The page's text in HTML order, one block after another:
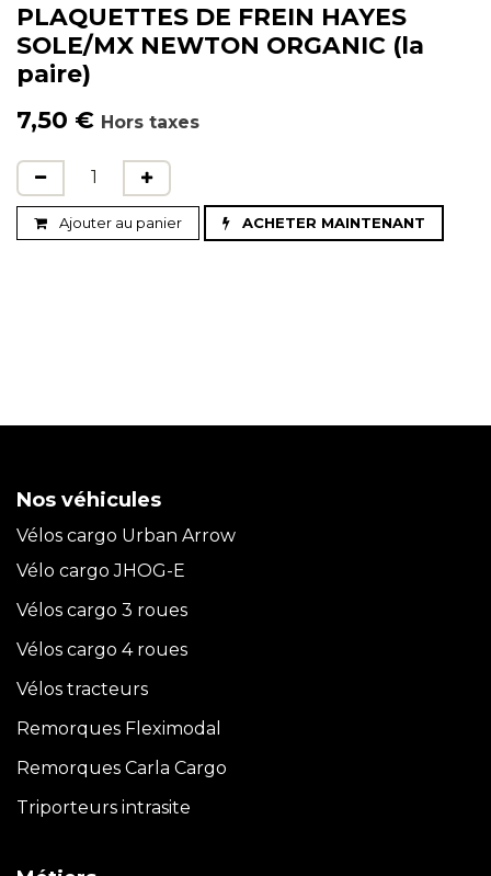
PLAQUETTES DE FREIN HAYES
SOLE/MX NEWTON ORGANIC (la
paire)
7,50 € Hors taxes
Ajouter au panier ACHETER MAINTENANT
Nos véhicules
Vélos cargo Urban Arrow
Vélo cargo JHOG-E
Vélos cargo 3 roues
Vélos cargo 4 roues
Vélos tracteurs
Remorques Fleximodal
Remorques Carla Cargo
Triporteurs intrasite